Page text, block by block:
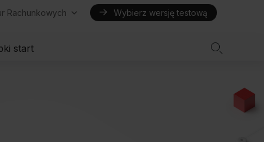
Rachunkowych Wybierz wersję testową
start 